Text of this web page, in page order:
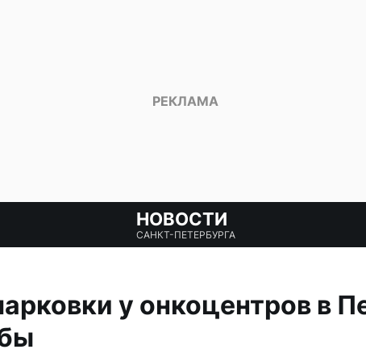
НОВОСТИ
САНКТ-ПЕТЕРБУРГА
у онкоцентров в